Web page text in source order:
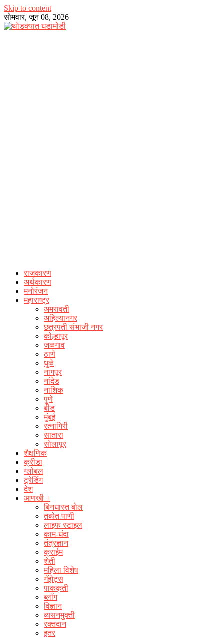
Skip to content
सोमवार, जून 08, 2026
राजकारण
अर्थकारण
मनोरंजन
महाराष्ट्र
अमरावती
अहिल्यानगर
छत्रपती संभाजी नगर
कोल्हापूर
जळगाव
ठाणे
धुळे
नागपूर
नांदेड
नाशिक
पुणे
बीड
मुंबई
रत्नागिरी
सातारा
सोलापूर
शैक्षणिक
क्रीडा
ग्लोबल
ट्रेडिंग
देश
आणखी +
बिनधास्त बोल
तब्येत पाणी
लाइफ स्टाइल
काम-धंदा
तंत्रज्ञान
क्राईम
शेती
महिला विशेष
गॅझेट्स
पाककृती
ब्लॉग
विज्ञान
व्यसनमुक्ती
रक्‍तदान
इतर